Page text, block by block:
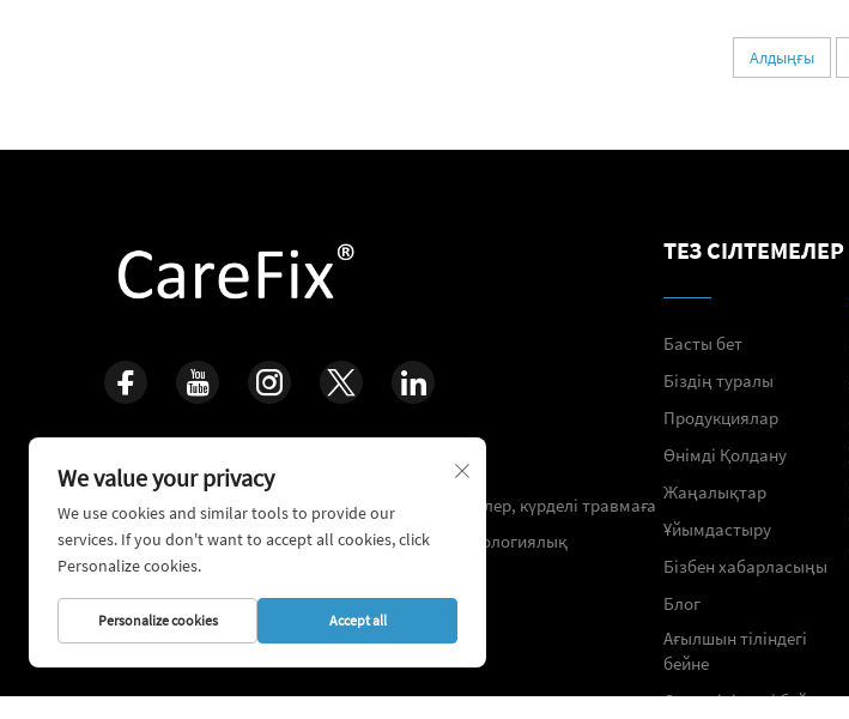
Алдыңғы
Өмір үшін қараңыз, көліктерді қайта құрастыру
қосымша 16 жылдан бірінші кlinikалық тәжірибелер, күрделі травмаға
қайта қамтамасыз ету және ортопедиялық технологиялық
системалардың дамуына арналған
ТЕЗ СІЛТЕМЕЛЕР
Басты бет
Біздің туралы
Продукциялар
Өнімді Қолдану
Жаңалықтар
Ұйымдастыру
Бізбен хабарласыңы
Блог
Ағылшын тіліндегі
бейне
Орыс тіліндегі бейне
We value your privacy
We use cookies and similar tools to provide our
services. If you don't want to accept all cookies, click
Personalize cookies.
Personalize cookies Accept all